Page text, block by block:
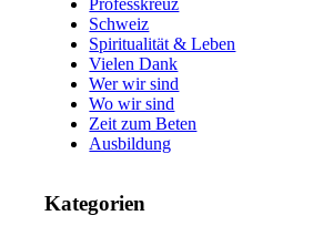
Schweiz
Spiritualität & Leben
Vielen Dank
Wer wir sind
Wo wir sind
Zeit zum Beten
Ausbildung
Kategorien